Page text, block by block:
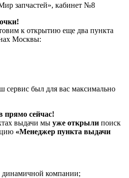
запчастей», кабинет №8
к открытию еще два пункта
Москвы:
сервис был для вас максимально
сейчас!
выдачи мы уже открыли поиск
«Менеджер пункта выдачи
динамичной компании;